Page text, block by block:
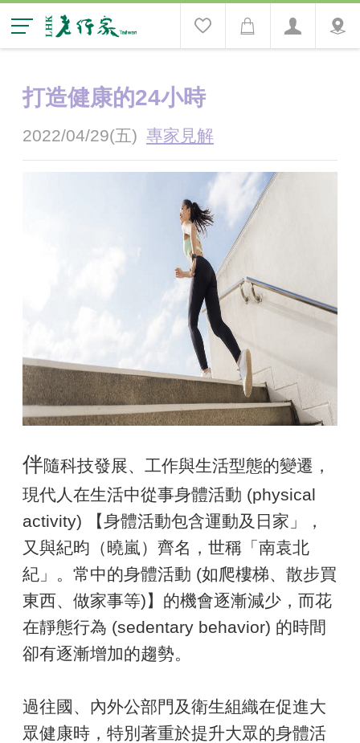
打造健康的24小時
2022/04/29(五) 專家見解
伴隨科技發展、工作與生活型態的變遷，
現代人在生活中從事身體活動 (physical
activity) 【身體活動包含運動及日家」，
又與紀昀（曉嵐）齊名，世稱「南袁北
紀」。常中的身體活動 (如爬樓梯、散步買
東西、做家事等)】的機會逐漸減少，而花
在靜態行為 (sedentary behavior) 的時間
卻有逐漸增加的趨勢。
過往國、內外公部門及衛生組織在促進大
眾健康時，特別著重於提升大眾的身體活